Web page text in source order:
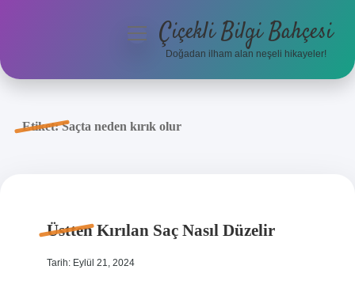
Anasayfa
menüyüÇiçekli Bilgi Bahçesi
Doğadan ilham alan neşeli hikayeler!
Etiket:Saçta neden kırık olur
Üstten Kırılan Saç Nasıl Düzelir
Tarih: Eylül 21, 2024